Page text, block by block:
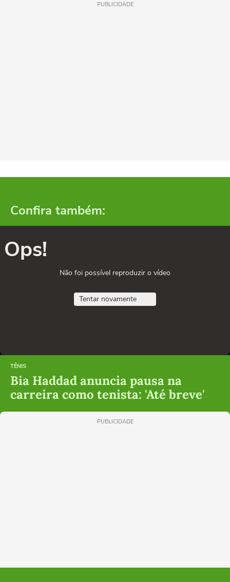
PUBLICIDADE
Confira também:
Ops!
Não foi possível reproduzir o vídeo
Tentar novamente
TÊNIS
Bia Haddad anuncia pausa na
carreira como tenista: 'Até breve'
PUBLICIDADE